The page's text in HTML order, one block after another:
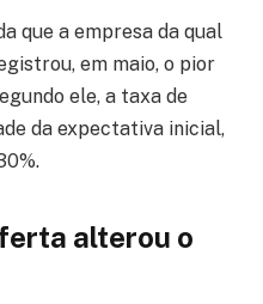
que a empresa da qual
em maio, o pior
ele, a taxa de
da expectativa inicial,
alterou o